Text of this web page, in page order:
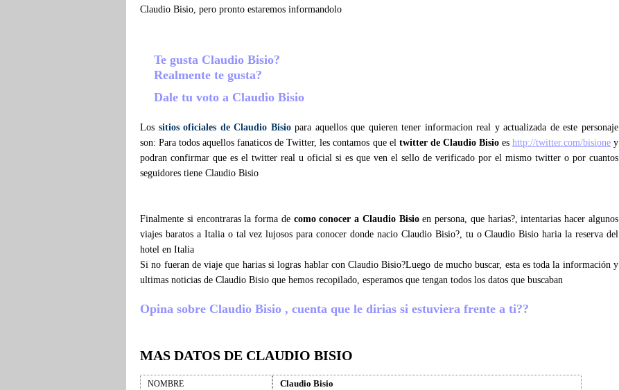
Claudio Bisio, pero pronto estaremos informandolo
Te gusta Claudio Bisio?
Realmente te gusta?
Dale tu voto a Claudio Bisio
Los sitios oficiales de Claudio Bisiopara aquellos que quieren tener informacion real y actualizada de este personaje
son: Para todos aquellos fanaticos de Twitter, les contamos que el twitter de Claudio Bisioes http://twitter.com/bisioney
podran confirmar que es el twitter real u oficial si es que ven el sello de verificado por el mismo twitter o por cuantos
seguidores tiene Claudio Bisio
Finalmente si encontraras la forma de como conocer a Claudio Bisioen persona, que harias?, intentarias hacer algunos
viajes baratos a Italia o tal vez lujosos para conocer donde nacio Claudio Bisio?, tu o Claudio Bisio haria la reserva del
hotel en Italia
Si no fueran de viaje que harias si logras hablar con Claudio Bisio?Luego de mucho buscar, esta es toda la información y
ultimas noticias de Claudio Bisio que hemos recopilado, esperamos que tengan todos los datos que buscaban
Opina sobre Claudio Bisio , cuenta que le dirias si estuviera frente a ti??
MAS DATOS DE CLAUDIO BISIO
NOMBRE Claudio Bisio